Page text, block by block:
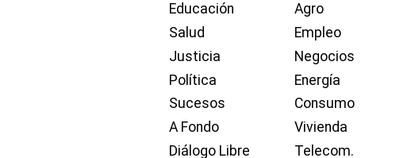
Educación
Salud
Justicia
Política
Sucesos
A Fondo
Diálogo Libre
Agro
Empleo
Negocios
Energía
Consumo
Vivienda
Telecom.